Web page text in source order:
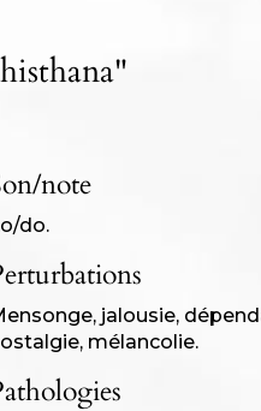
note
do.
jalousie,
mélancolie.